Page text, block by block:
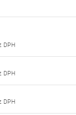
bez DPH
bez DPH
bez DPH